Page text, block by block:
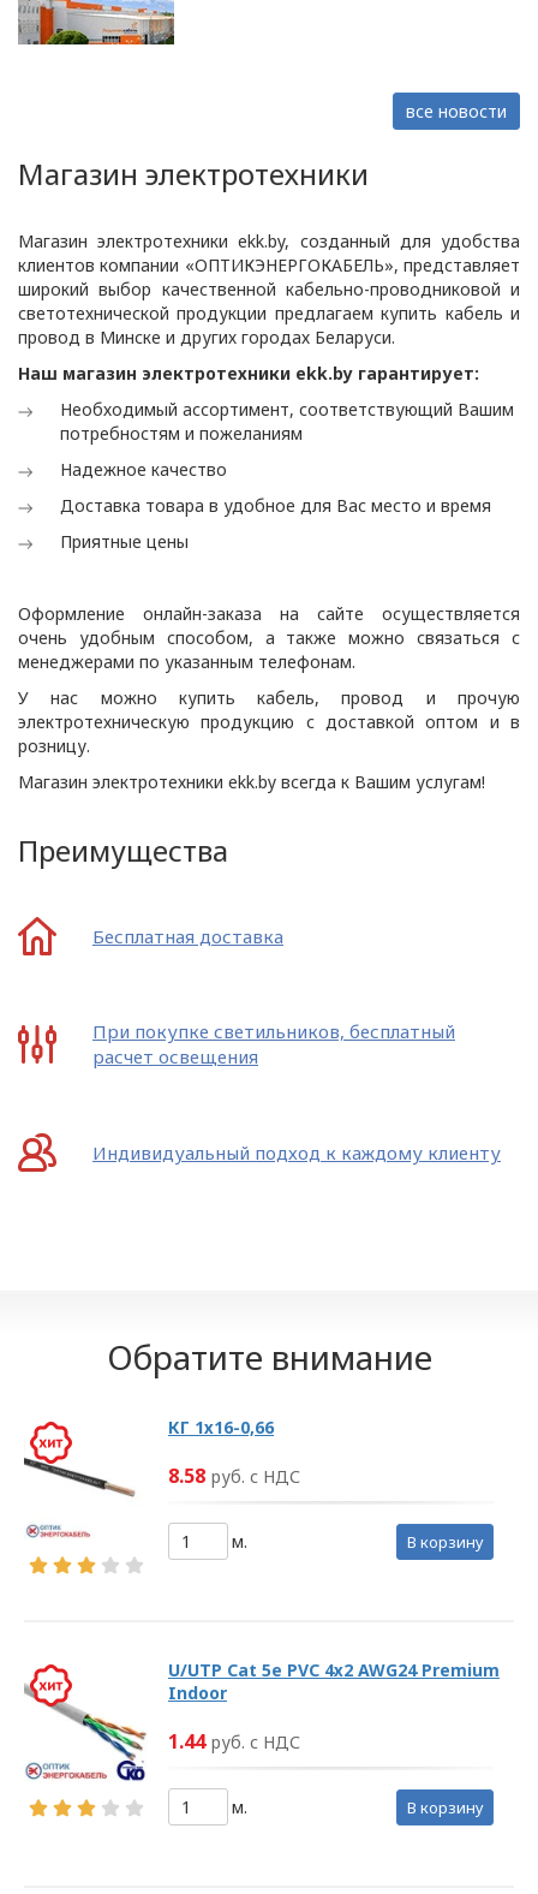
все новости
Магазин электротехники
Магазин электротехники ekk.by, созданный для удобства
клиентов компании «ОПТИКЭНЕРГОКАБЕЛЬ», представляет
широкий выбор качественной кабельно-проводниковой и
светотехнической продукции предлагаем купить кабель и
провод в Минске и других городах Беларуси.
Наш магазин электротехники ekk.by гарантирует:
Необходимый ассортимент, соответствующий Вашим
потребностям и пожеланиям
Надежное качество
Доставка товара в удобное для Вас место и время
Приятные цены
Оформление онлайн-заказа на сайте осуществляется
очень удобным способом, а также можно связаться с
менеджерами по указанным телефонам.
У нас можно купить кабель, провод и прочую
электротехническую продукцию с доставкой оптом и в
розницу.
Магазин электротехники ekk.by всегда к Вашим услугам!
Преимущества
Бесплатная доставка
При покупке светильников, бесплатный
расчет освещения
Индивидуальный подход к каждому клиенту
Обратите внимание
КГ 1х16-0,66
8.58 руб. с НДС
м. в корзину
U/UTP Cat 5e PVC 4х2 AWG24 Premium
Indoor
1.44 руб. с НДС
м. в корзину